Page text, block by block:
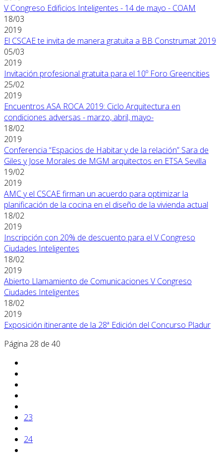
V Congreso Edificios Inteligentes - 14 de mayo - COAM
18/03
2019
El CSCAE te invita de manera gratuita a BB Construmat 2019
05/03
2019
Invitación profesional gratuita para el 10º Foro Greencities
25/02
2019
Encuentros ASA ROCA 2019: Ciclo Arquitectura en
condiciones adversas - marzo, abril, mayo-
18/02
2019
Conferencia “Espacios de Habitar y de la relación” Sara de
Giles y Jose Morales de MGM arquitectos en ETSA Sevilla
19/02
2019
AMC y el CSCAE firman un acuerdo para optimizar la
planificación de la cocina en el diseño de la vivienda actual
18/02
2019
Inscripción con 20% de descuento para el V Congreso
Ciudades Inteligentes
18/02
2019
Abierto Llamamiento de Comunicaciones V Congreso
Ciudades Inteligentes
18/02
2019
Exposición itinerante de la 28ª Edición del Concurso Pladur
Página 28 de 40
23
24